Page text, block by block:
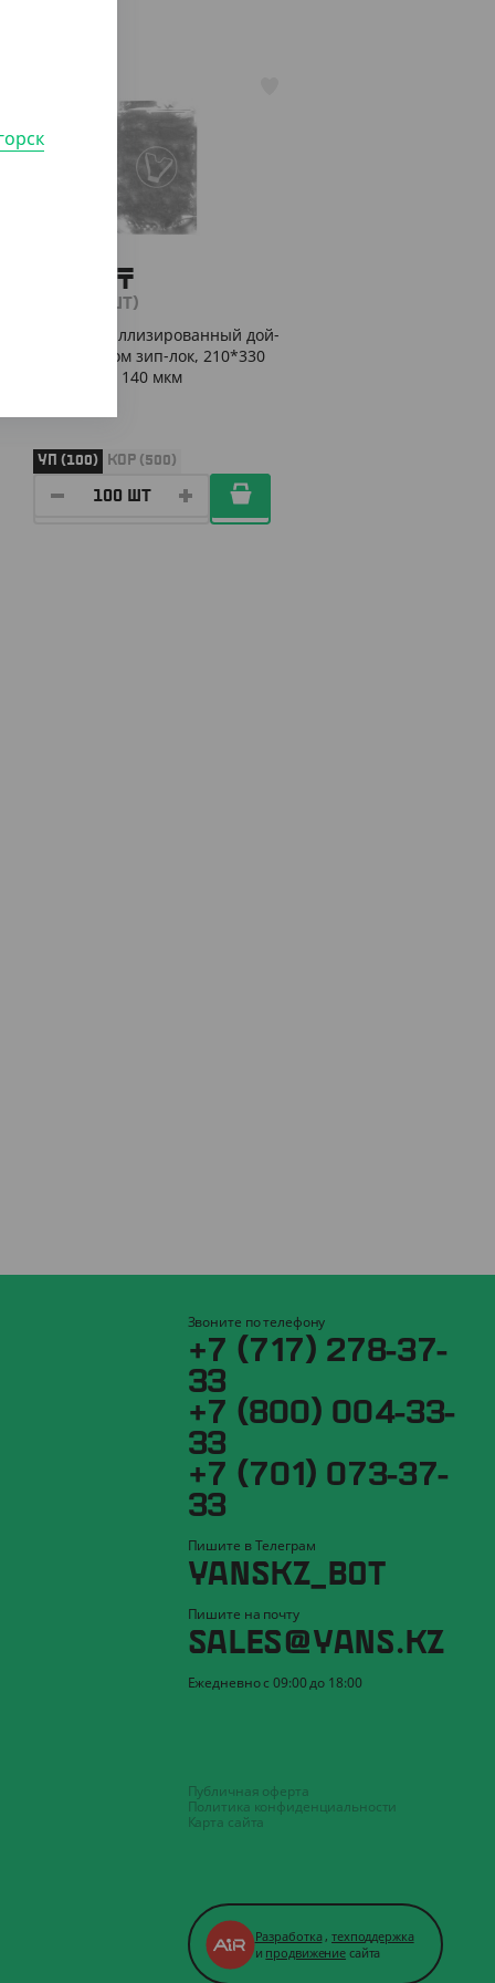
₸
/ШТ)
Пакет металлизированный дой-
пак с замком зип-лок, 210*330
мм (40+40), 140 мкм
УП (100) КОР (500)
Звоните по телефону
+7 (717) 278-37-
33
+7 (800) 004-33-
33
+7 (701) 073-37-
33
Пишите в Телеграм
YANSKZ_BOT
Пишите на почту
SALES@YANS.KZ
Ежедневно с 09:00 до 18:00
Публичная оферта
Политика конфиденциальности
Карта сайта
Разработка,техподдержка
и продвижение сайта